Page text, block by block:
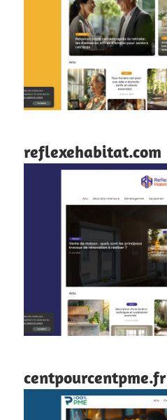
reflexehabitat.com
centpourcentpme.fr